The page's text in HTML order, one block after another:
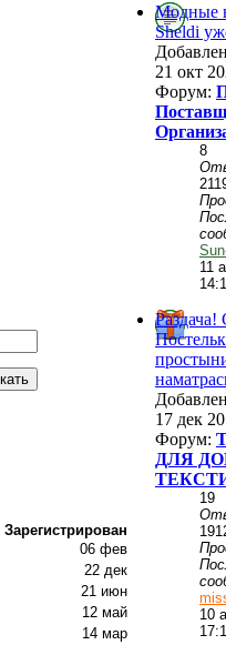
Зарегистрирован
06 фев
22 дек
21 июн
12 май
14 мар
Модные
Sheldi
21 окт
Форум:
8
11
17 дек
Форум:
ДЛЯ
19
10